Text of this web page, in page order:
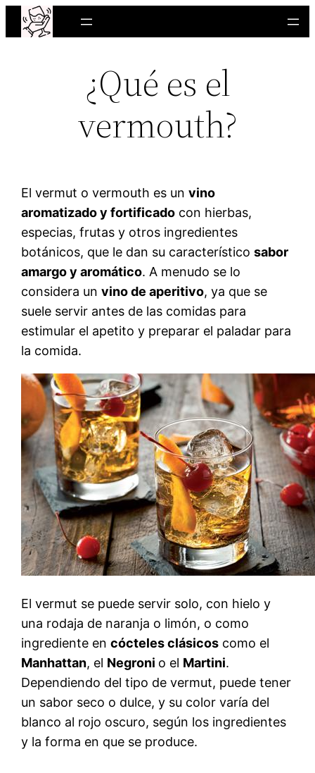
Saltar
al
¿Qué es el
vermouth?
El vermut o vermouth es unvino
aromatizado y fortificado con hierbas,
especias, frutas y otros ingredientes
botánicos, que le dan su característicosabor
amargo y aromático. A menudo se lo
considera unvino de aperitivo, ya que se
suele servir antes de las comidas para
estimular el apetito y preparar el paladar para
la comida.
El vermut se puede servir solo, con hielo y
una rodaja de naranja o limón, o como
ingrediente encócteles clásicos como el
Manhattan, el Negroni o el Martini.
Dependiendo del tipo de vermut, puede tener
un sabor seco o dulce, y su color varía del
blanco al rojo oscuro, según los ingredientes
y la forma en que se produce.